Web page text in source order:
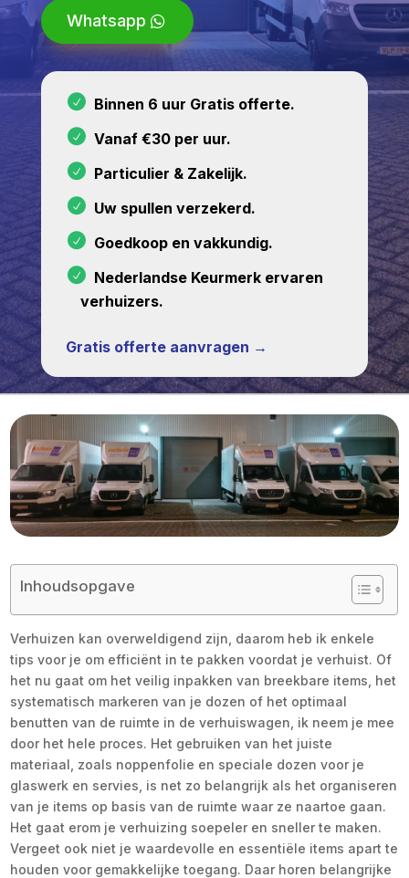
Whatsapp
Binnen 6 uur Gratis offerte.
Vanaf €30 per uur.
Particulier & Zakelijk.
Uw spullen verzekerd.
Goedkoop en vakkundig.
Nederlandse Keurmerk ervaren
verhuizers.
Gratis offerte aanvragen →
Inhoudsopgave
Verhuizen kan overweldigend zijn, daarom heb ik enkele
tips voor je om efficiënt in te pakken voordat je verhuist. Of
het nu gaat om het veilig inpakken van breekbare items, het
systematisch markeren van je dozen of het optimaal
benutten van de ruimte in de verhuiswagen, ik neem je mee
door het hele proces. Het gebruiken van het juiste
materiaal, zoals noppenfolie en speciale dozen voor je
glaswerk en servies, is net zo belangrijk als het organiseren
van je items op basis van de ruimte waar ze naartoe gaan.
Het gaat erom je verhuizing soepeler en sneller te maken.
Vergeet ook niet je waardevolle en essentiële items apart te
houden voor gemakkelijke toegang. Daar horen belangrijke